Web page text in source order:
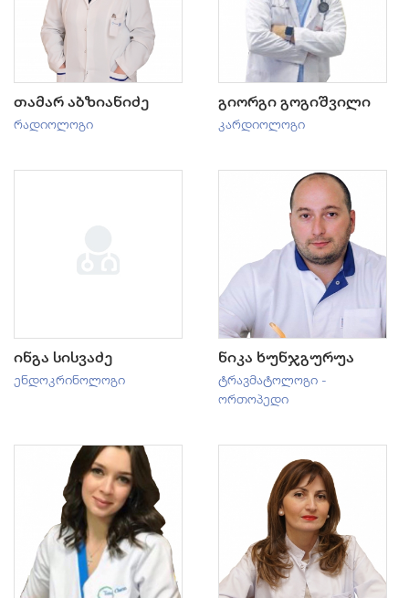
თამარ აბზიანიძე
რადიოლოგი
გიორგი გოგიშვილი
კარდიოლოგი
ინგა სისვაძე
ენდოკრინოლოგი
ნიკა ხუნჯგურუა
ტრავმატოლოგი -
ორთოპედი